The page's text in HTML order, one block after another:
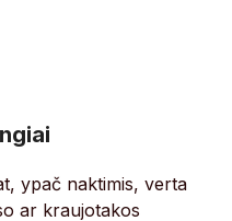
ypač naktimis, verta
ar kraujotakos